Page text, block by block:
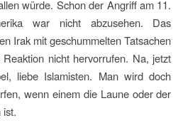
würde. Schon der Angriff am 11.
war nicht abzusehen. Das
Irak mit geschummelten Tatsachen
nicht hervorrufen. Na, jetzt
liebe Islamisten. Man wird doch
wenn einem die Laune oder der
ist.